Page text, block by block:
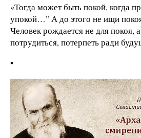
«Тогда может быть покой, когда
упокой…” А до этого не ищи
Человек рождается не для покоя,
потрудиться, потерпеть ради
•